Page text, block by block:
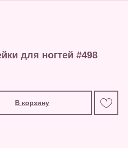
для ногтей #498
В корзину